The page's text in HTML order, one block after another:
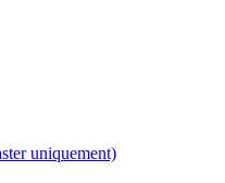
uniquement)